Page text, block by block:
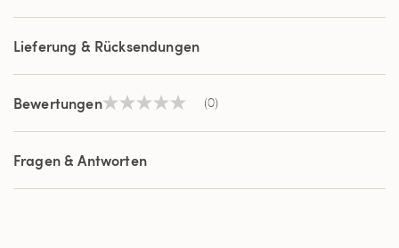
Lieferung & Rücksendungen
BewertungenKein
Link
derselben
(0)
Fragen & Antworten